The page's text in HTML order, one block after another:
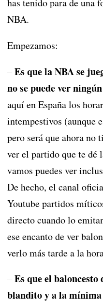
NBA.
Empezamos:
–Es que la NBA se
no se puede ver
aquí en España los
intempestivos (aunque
pero será que ahora no
ver el partido que te dé
vamos puedes ver
De hecho, el canal
Youtube partidos
directo cuando lo
ese encanto de ver
verlo más tarde a la
–Es que el baloncesto
blandito y a la